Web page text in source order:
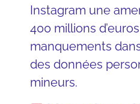
Instagram une
400 millions
manquements
des données
mineurs.